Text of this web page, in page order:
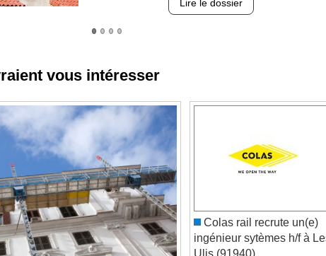
ingénieur sytèmes h/f à Les
Ulis (91940)